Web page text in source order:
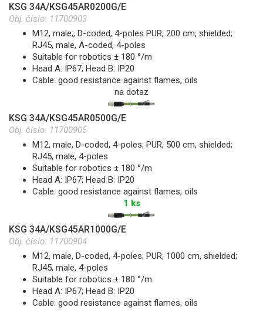
KSG 34A/KSG45AR0200G/E
Obj. číslo: 11700903
M12, male;, D-coded, 4-poles PUR, 200 cm, shielded;
RJ45, male, A-coded, 4-poles
Suitable for robotics ± 180 °/m
Head A: IP67; Head B: IP20
Cable: good resistance against flames, oils
na dotaz
KSG 34A/KSG45AR0500G/E
Obj. číslo: 11700905
M12, male, D-coded, 4-poles; PUR, 500 cm, shielded;
RJ45, male, 4-poles
Suitable for robotics ± 180 °/m
Head A: IP67; Head B: IP20
Cable: good resistance against flames, oils
1 ks
KSG 34A/KSG45AR1000G/E
Obj. číslo: 11700904
M12, male, D-coded, 4-poles; PUR, 1000 cm, shielded;
RJ45, male, 4-poles
Suitable for robotics ± 180 °/m
Head A: IP67; Head B: IP20
Cable: good resistance against flames, oils